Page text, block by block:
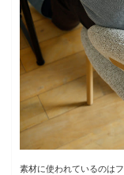
素材に使われているのは